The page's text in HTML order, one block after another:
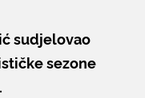
sudjelovao
sezone